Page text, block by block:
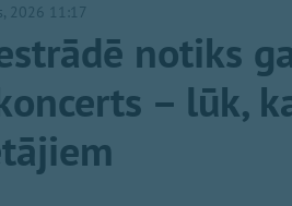
2026 11:17
notiks
– lūk,